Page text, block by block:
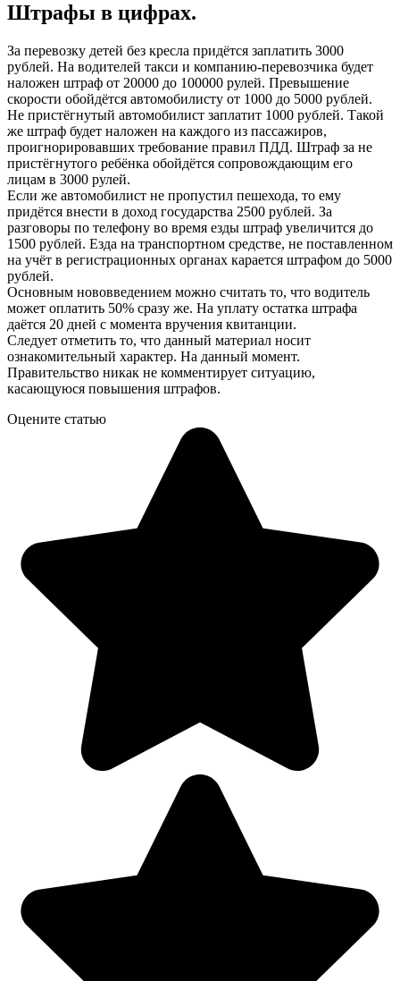
Штрафы в цифрах.
За перевозку детей без кресла придётся заплатить 3000
рублей. На водителей такси и компанию-перевозчика будет
наложен штраф от 20000 до 100000 рулей. Превышение
скорости обойдётся автомобилисту от 1000 до 5000 рублей.
Не пристёгнутый автомобилист заплатит 1000 рублей. Такой
же штраф будет наложен на каждого из пассажиров,
проигнорировавших требование правил ПДД. Штраф за не
пристёгнутого ребёнка обойдётся сопровождающим его
лицам в 3000 рулей.
Если же автомобилист не пропустил пешехода, то ему
придётся внести в доход государства 2500 рублей. За
разговоры по телефону во время езды штраф увеличится до
1500 рублей. Езда на транспортном средстве, не поставленном
на учёт в регистрационных органах карается штрафом до 5000
рублей.
Основным нововведением можно считать то, что водитель
может оплатить 50% сразу же. На уплату остатка штрафа
даётся 20 дней с момента вручения квитанции.
Следует отметить то, что данный материал носит
ознакомительный характер. На данный момент.
Правительство никак не комментирует ситуацию,
касающуюся повышения штрафов.
Оцените статью